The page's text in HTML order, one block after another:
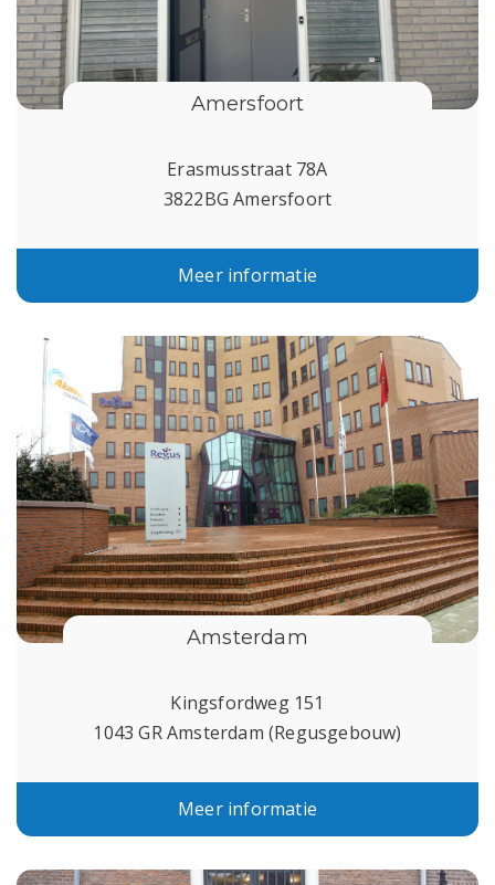
Amersfoort
Erasmusstraat 78A
3822BG Amersfoort
Meer informatie
Amsterdam
Kingsfordweg 151
1043 GR Amsterdam (Regusgebouw)
Meer informatie